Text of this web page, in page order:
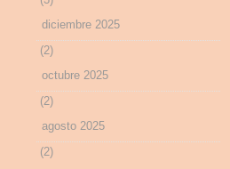
diciembre 2025
(2)
octubre 2025
(2)
agosto 2025
(2)